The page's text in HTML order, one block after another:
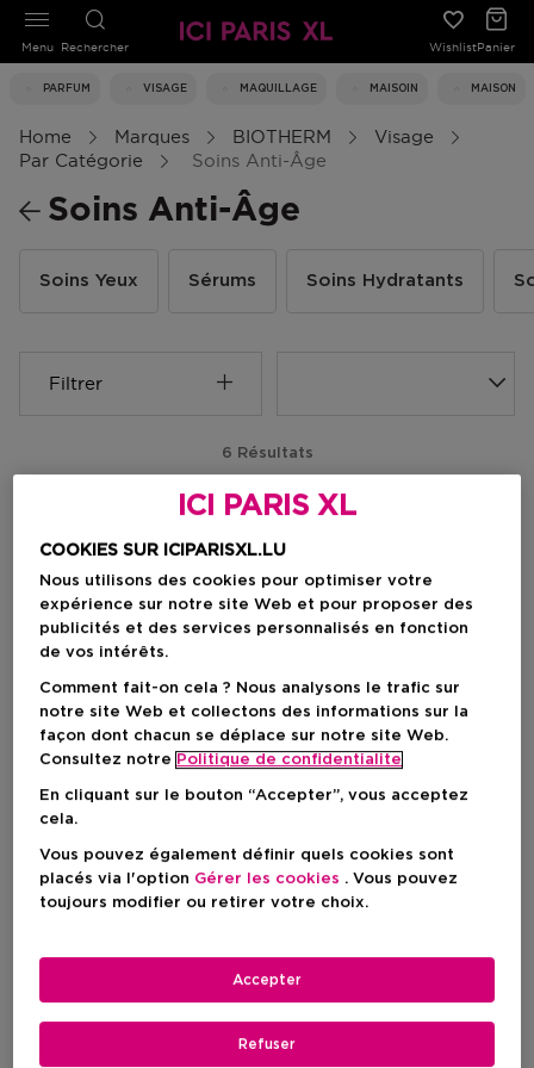
Rechercher WishlistPanier
PARFUM VISAGE MAQUILLAGE MAISOIN MAISON
Menu
Home Marques BIOTHERM
Visage
Par Catégorie
Soins Anti-Âge
Soins Anti-Âge
Soins Yeux Sérums Soins Hydratants
Filtrer
6 Résultats
BIOTHERM
Blue Peptides
Reshaper Yeux Et Lèvres -
Prix promotionnel
34,65 €
Prix du produit
-30%
BIOTHERM
Blue Peptides
Uplift Night Cream, Anti-Âge
Prix promotionnel
53,13 €
ICI PARIS XL
COOKIES SUR ICIPARISXL.LU
Nous utilisons des cookies pour optimiser votre
expérience sur notre site Web et pour proposer des
publicités et des services personnalisés en fonction
de vos intérêts.
Comment fait-on cela ? Nous analysons le trafic sur
notre site Web et collectons des informations sur la
façon dont chacun se déplace sur notre site Web.
Consultez notre Politique de confidentialite
En cliquant sur le bouton “Accepter”, vous acceptez
cela.
Vous pouvez également définir quels cookies sont
placés via l'option Gérer les cookies . Vous pouvez
toujours modifier ou retirer votre choix.
Refuser
Accepter